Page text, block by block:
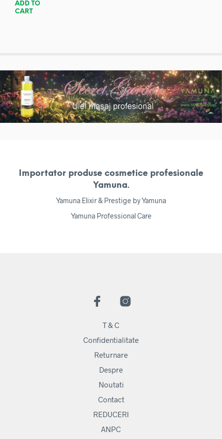
ADD TO
CART
Importator produse cosmetice profesionale
Yamuna.
Yamuna Elixir & Prestige by Yamuna
Yamuna Professional Care
T & C
Confidentialitate
Returnare
Despre
Noutati
Contact
REDUCERI
ANPC